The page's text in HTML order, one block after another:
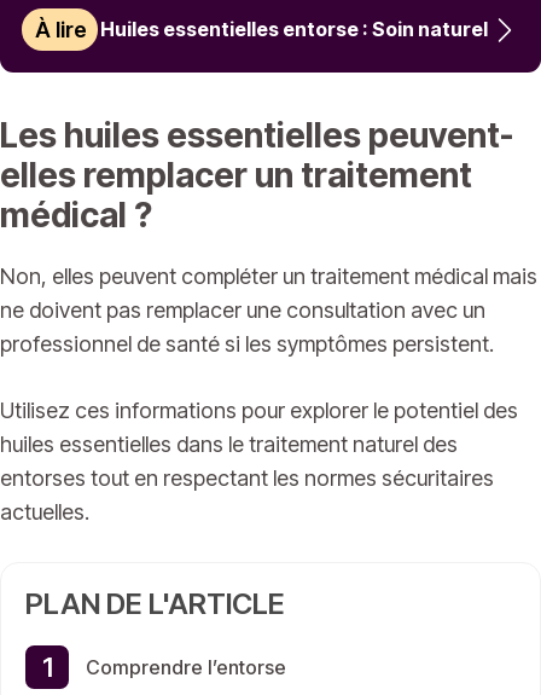
À lire Huiles essentielles entorse : Soin naturel
Les huiles essentielles peuvent-
elles remplacer un traitement
médical ?
Non, elles peuvent compléter un traitement médical mais
ne doivent pas remplacer une consultation avec un
professionnel de santé si les symptômes persistent.
Utilisez ces informations pour explorer le potentiel des
huiles essentielles dans le traitement naturel des
entorses tout en respectant les normes sécuritaires
actuelles.
PLAN DE L'ARTICLE
Comprendre l’entorse